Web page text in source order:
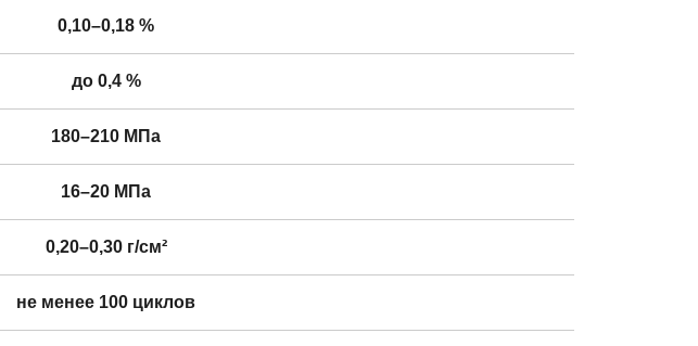
0,10–0,18 %
до 0,4 %
180–210 МПа
16–20 МПа
0,20–0,30 г/см²
не менее 100 циклов